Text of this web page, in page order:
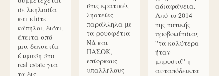
σε λεηλασία
και είστε
κάπηλοι, διότι,
έπειτα από
μια δεκαετία
έμφαση στο
real estate για
τα δις
στις κρατικές
ληστείες
παράλληλα με
τα ρουσφέτια
ΝΔ και
ΠΑΣΟΚ,
επίορκους
υπαλλήλους
αδιαφάνεια.
Από το 2014
της τοπικής
προβοκάτσιας
''τα καλύτερα
ήταν
μπροστά'' η
αυταπόδεικτα